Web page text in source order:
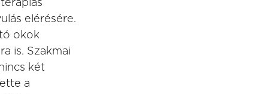
elérésére.
okok
is. Szakmai
két
a